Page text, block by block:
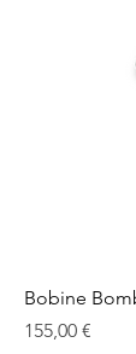
Bobine
Prix
155,00 €